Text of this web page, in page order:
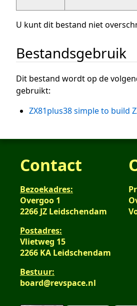
U kunt dit bestand niet
Bestandsgebruik
Dit bestand wordt op de
gebruikt:
ZX81plus38 simple to build
Contact
Bezoekadres:
Overgoo 1
2266 JZ Leidschendam
Postadres:
Vlietweg 15
2266 KA Leidschendam
Bestuur:
board@revspace.nl